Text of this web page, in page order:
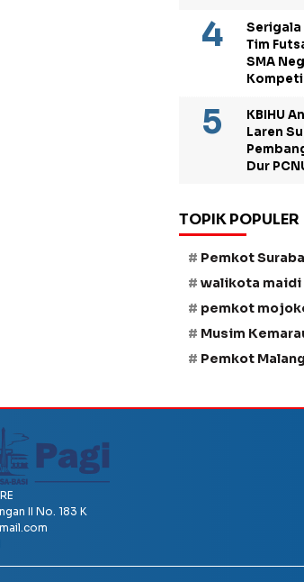
Serigala
Tim
SMA
KBIHU
Laren
Dur
TOPIK POPULER
Pemkot
walikota maidi
pemkot
Musim
Pemkot
II No. 183 K